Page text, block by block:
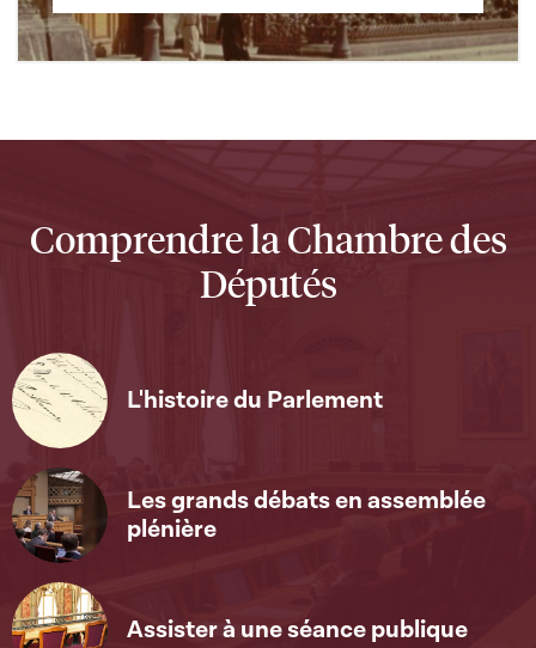
Comprendre la Chambre des
Députés
L'histoire du Parlement
Les grands débats en assemblée
plénière
Assister à une séance publique